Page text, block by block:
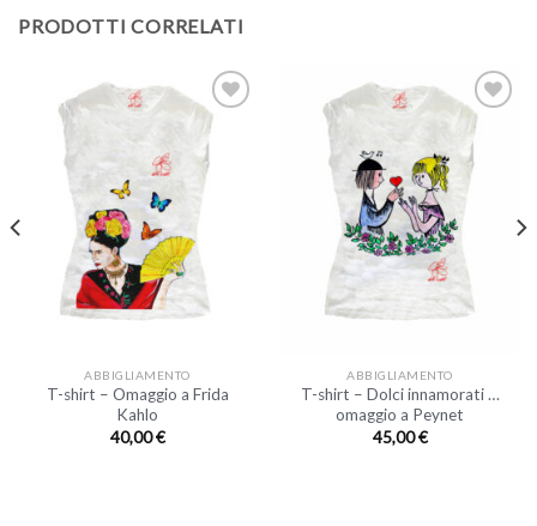
PRODOTTI CORRELATI
ABBIGLIAMENTO
T-shirt – Omaggio a Frida
Kahlo
40,00€
ABBIGLIAMENTO
T-shirt – Dolci innamorati …
omaggio a Peynet
45,00€